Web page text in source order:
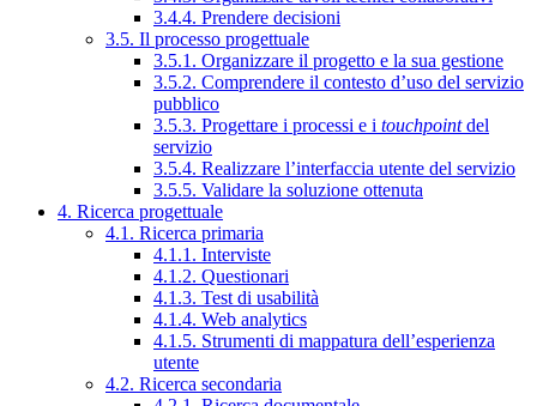
3.4.4. Prendere decisioni
3.5. Il processo progettuale
3.5.1. Organizzare il progetto e la sua gestione
3.5.2. Comprendere il contesto d’uso del servizio
pubblico
3.5.3. Progettare i processi e i touchpointdel
servizio
3.5.4. Realizzare l’interfaccia utente del servizio
3.5.5. Validare la soluzione ottenuta
4. Ricerca progettuale
4.1. Ricerca primaria
4.1.1. Interviste
4.1.2. Questionari
4.1.3. Test di usabilità
4.1.4. Web analytics
4.1.5. Strumenti di mappatura dell’esperienza
utente
4.2. Ricerca secondaria